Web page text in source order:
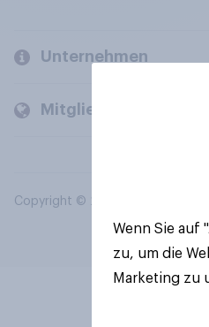
Unternehmen
Mitglieder und Kunden
Copyright © 2026 YouGov PLC.
Wenn Sie auf
zu, um die
Marketing zu